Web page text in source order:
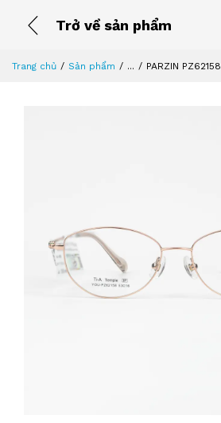
Trở về sản phẩm
Trang chủ Sản phẩm ... PARZIN PZ62158